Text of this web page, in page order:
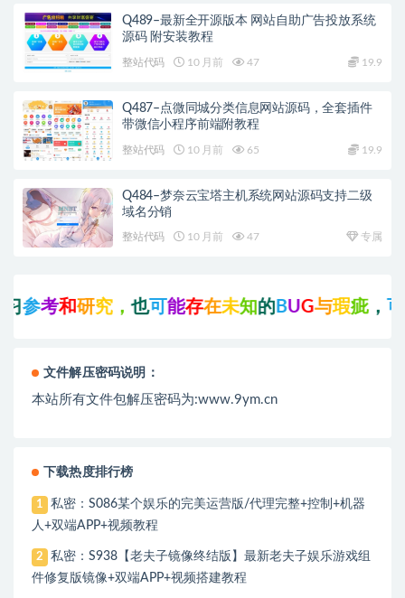
Q489–最新全开源版本 网站自助广告投放系统
源码 附安装教程
整站代码 10 月前 47 19.9
Q487–点微同城分类信息网站源码，全套插件
带微信小程序前端附教程
整站代码 10 月前 65 19.9
Q484–梦奈云宝塔主机系统网站源码支持二级
域名分销
整站代码 10 月前 47 专属
考和研究，也可能存 在未知的BUG 与瑕疵，可先 联
文件解压密码说明：
本站所有文件包解压密码为:www.9ym.cn
下载热度排行榜
1
私密：S086某个娱乐的完美运营版/代理完整+控制+机器
人+双端APP+视频教程
2
私密：S938【老夫子镜像终结版】最新老夫子娱乐游戏组
件修复版镜像+双端APP+视频搭建教程